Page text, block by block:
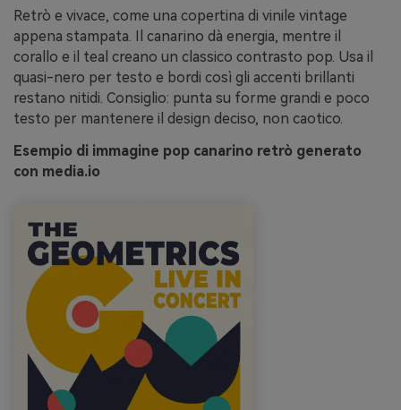
Retrò e vivace, come una copertina di vinile vintage
appena stampata. Il canarino dà energia, mentre il
corallo e il teal creano un classico contrasto pop. Usa il
quasi-nero per testo e bordi così gli accenti brillanti
restano nitidi. Consiglio: punta su forme grandi e poco
testo per mantenere il design deciso, non caotico.
Esempio di immagine pop canarino retrò generato
con media.io